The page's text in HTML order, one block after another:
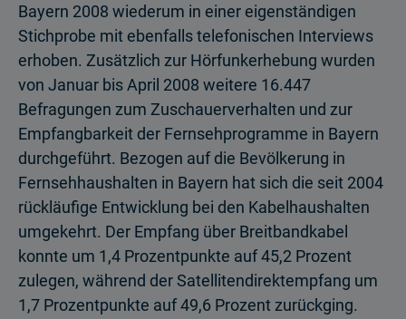
Bayern 2008 wiederum in einer eigenständigen
Stichprobe mit ebenfalls telefonischen Interviews
erhoben. Zusätzlich zur Hörfunkerhebung wurden
von Januar bis April 2008 weitere 16.447
Befragungen zum Zuschauerverhalten und zur
Empfangbarkeit der Fernsehprogramme in Bayern
durchgeführt. Bezogen auf die Bevölkerung in
Fernsehhaushalten in Bayern hat sich die seit 2004
rückläufige Entwicklung bei den Kabelhaushalten
umgekehrt. Der Empfang über Breitband­kabel
konnte um 1,4 Prozentpunkte auf 45,2 Prozent
zulegen, während der Satellitendirektempfang um
1,7 Prozentpunkte auf 49,6 Prozent zurückging.